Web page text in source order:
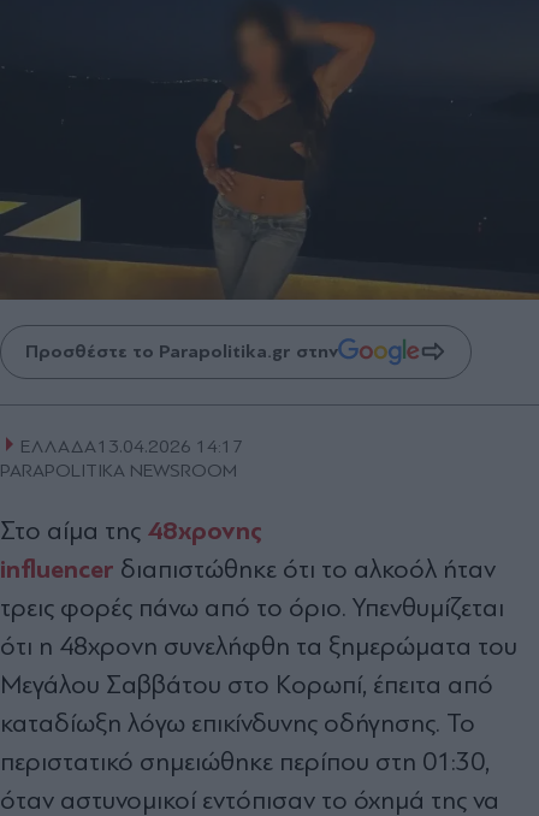
Προσθέστε το Parapolitika.gr στην
ΕΛΛΑΔΑ13.04.2026 14:17
PARAPOLITIKA NEWSROOM
Στο αίμα της 48χρονης
influencer διαπιστώθηκε ότι το αλκοόλ ήταν
τρεις φορές πάνω από το όριο. Υπενθυμίζεται
ότι η 48χρονη συνελήφθη τα ξημερώματα του
Μεγάλου Σαββάτου στο Κορωπί, έπειτα από
καταδίωξη λόγω επικίνδυνης οδήγησης. Το
περιστατικό σημειώθηκε περίπου στη 01:30,
όταν αστυνομικοί εντόπισαν το όχημά της να